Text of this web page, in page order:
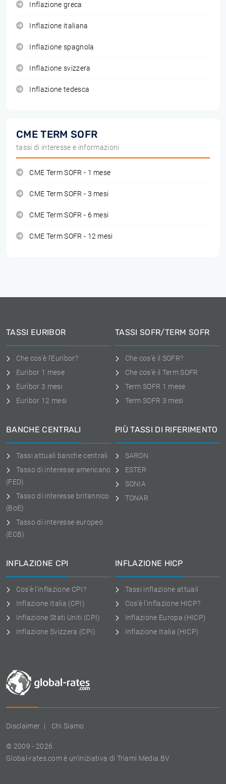
Inflazione greca
Inflazione italiana
Inflazione spagnola
Inflazione svizzera
Inflazione tedesca
CME TERM SOFR
tassi di interesse e informazioni
CME Term SOFR - 1 mese
CME Term SOFR - 3 mesi
CME Term SOFR - 6 mesi
CME Term SOFR - 12 mesi
Disclaimer Chi Siamo
© 2009 - 2026
Global-rates.com è un'iniziativa di Triami Media BV
TASSI EURIBOR
Che cos'è l'Euribor?
Euribor 1 mese
Euribor 3 mesi
Euribor 12 mesi
TASSI SOFR/TERM SOFR
Che cos'è il SOFR?
Che cos'è il Term SOFR
Term SOFR 1 mese
Term SOFR 3 mesi
BANCHE CENTRALI
Tassi attuali banche centrali
Tasso di interesse americano
(FED)
Tasso di interesse britannico
(BoE)
Tasso di interesse europeo
(ECB)
PIÙ TASSI DI RIFERIMENTO
SARON
ESTER
SONIA
TONAR
INFLAZIONE CPI
Cos'è l'inflazione CPI?
Inflazione Italia (CPI)
Inflazione Stati Uniti (CPI)
Inflazione Svizzera (CPI)
INFLAZIONE HICP
Tassi inflazione attuali
Cos'è l'inflazione HICP?
Inflazione Europa (HICP)
Inflazione Italia (HICP)